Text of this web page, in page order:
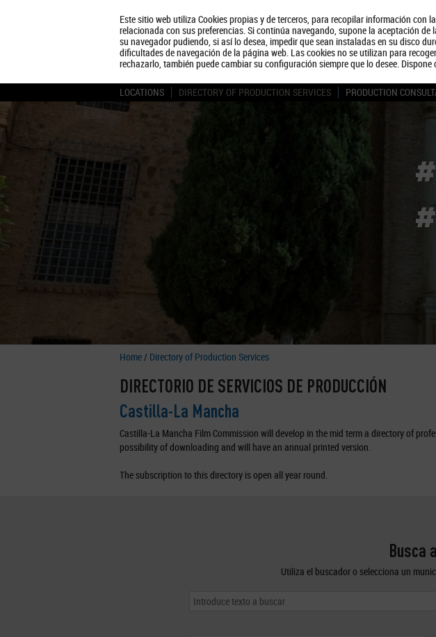
Este sitio web utiliza Cookies propias y de terceros, para recopilar información
relacionada con sus preferencias. Si continúa navegando, supone la aceptación
su navegador pudiendo, si así lo desea, impedir que sean instaladas en su disco
dificultades de navegación de la página web. Las cookies no se utilizan para
rechazarlo, también puede cambiar su configuración siempre que lo desee.
LOCATIONS DIRECTORY OF PRODUCTION SERVICES PRODUCTION
Home/ Directory of Production Services
DIRECTORIO DE SERVICIOS DE PRODUCCIÓN
Castilla-La Mancha
Castilla-La Mancha Film Commission will develop in the mid term a directory of
possibility of downloading and will have an annual printed version.
The subscription to this directory is open all year round.
Busca
Utiliza el buscador o selecciona un